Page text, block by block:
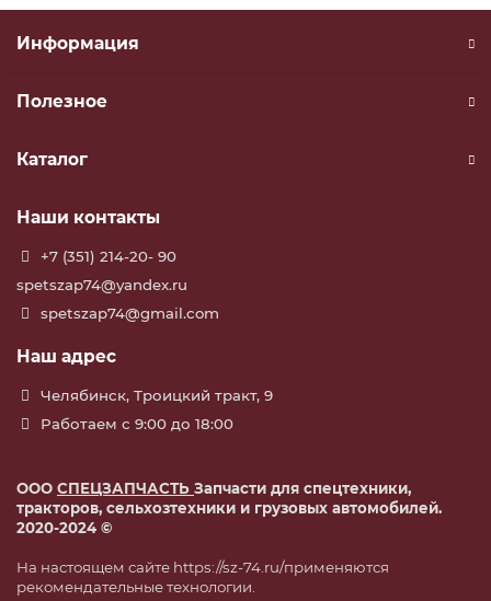
Информация
Полезное
Каталог
Наши контакты
+7 (351) 214-20- 90
spetszap74@yandex.ru
spetszap74@gmail.com
Наш адрес
Челябинск, Троицкий тракт, 9
Работаем с 9:00 до 18:00
ООО СПЕЦЗАПЧАСТЬ Запчасти для спецтехники,
тракторов, сельхозтехники и грузовых автомобилей.
2020-2024 ©
На настоящем сайте https://sz-74.ru/применяются
рекомендательные технологии.